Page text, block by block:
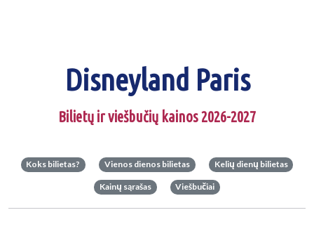
Disneyland Paris
Bilietų ir viešbučių kainos 2026-2027
Koks bilietas? Vienos dienos bilietas Kelių dienų bilietas
Kainų sąrašas Viešbučiai